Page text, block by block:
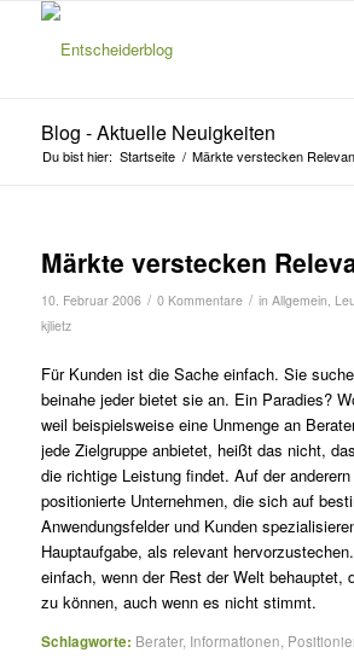
Blog - Aktuelle Neuigkeiten
Du bist hier: Startseite / Märkte verstecken
Märkte verstecken
10. Februar 2006 / 0 Kommentare / in Allgemein,
kjlietz
Für Kunden ist die Sache einfach. Sie
beinahe jeder bietet sie an. Ein Paradies?
weil beispielsweise eine Unmenge an
jede Zielgruppe anbietet, heißt das nicht,
die richtige Leistung findet. Auf der
positionierte Unternehmen, die sich auf
Anwendungsfelder und Kunden
Hauptaufgabe, als relevant
einfach, wenn der Rest der Welt behauptet,
zu können, auch wenn es nicht stimmt.
Schlagworte: Berater, Informationen